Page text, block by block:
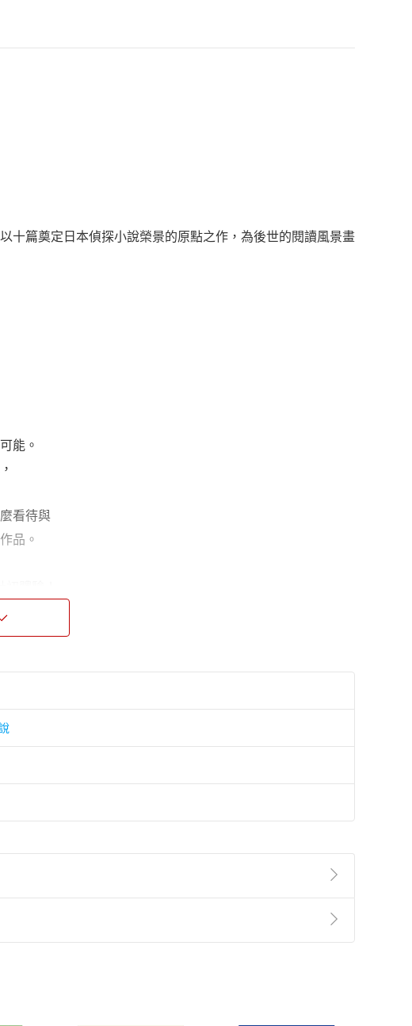
篇奠定日本偵探小說榮景的原點之作，為後世的閱讀風景畫
能。
看待與
品。
異狂叫之事。
是什麼？
事適用準則第2條第5款之規定，「非以有形媒介提供之數位
，屬非以有形媒介提供之數位內容，消費者同意若訂購後